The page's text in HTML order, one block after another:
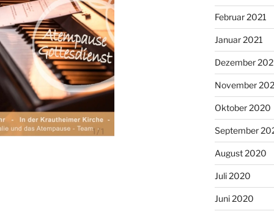
Februar 2021
Januar 2021
Dezember
November
Oktober 2020
September
August 2020
Juli 2020
Juni 2020